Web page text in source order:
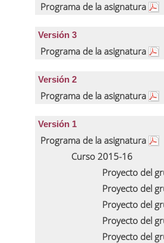
Programa de la asignatura
Versión 3
Programa de la asignatura
Versión 2
Programa de la asignatura
Versión 1
Programa de la asignatura
Curso 2015-16
Proyecto del
Proyecto del
Proyecto del
Proyecto del
Proyecto del